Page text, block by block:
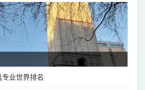
业世界排名